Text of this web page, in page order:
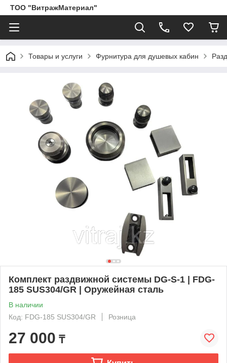
ТОО "ВитражМатериал"
Товары и услуги Фурнитура для душевых кабин
Комплект раздвижной системы DG-S-1 | FDG-
185 SUS304/GR | Оружейная сталь
В наличии
Код: FDG-185 SUS304/GR
Розница
27 000 ₸